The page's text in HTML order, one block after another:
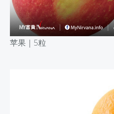
苹果｜ 5粒